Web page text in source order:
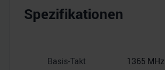
Spezifikationen
Basis-Takt 1365 MHz